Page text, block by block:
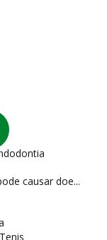
causar doe...